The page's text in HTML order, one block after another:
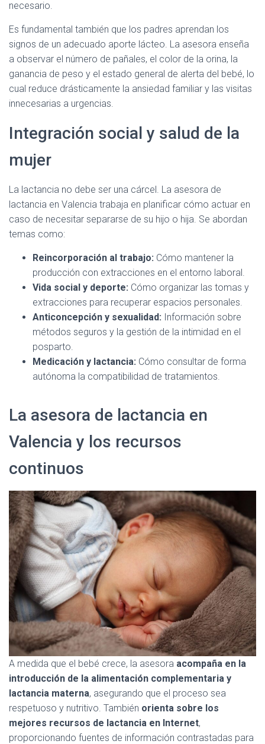
necesario.
Es fundamental también que los padres aprendan los
signos de un adecuado aporte lácteo. La asesora enseña
a observar el número de pañales, el color de la orina, la
ganancia de peso y el estado general de alerta del bebé, lo
cual reduce drásticamente la ansiedad familiar y las visitas
innecesarias a urgencias.
Integración social y salud de la
mujer
La lactancia no debe ser una cárcel. La asesora de
lactancia en Valencia trabaja en planificar cómo actuar en
caso de necesitar separarse de su hijo o hija. Se abordan
temas como:
Reincorporación al trabajo: Cómo mantener la
producción con extracciones en el entorno laboral.
Vida social y deporte: Cómo organizar las tomas y
extracciones para recuperar espacios personales.
Anticoncepción y sexualidad: Información sobre
métodos seguros y la gestión de la intimidad en el
posparto.
Medicación y lactancia: Cómo consultar de forma
autónoma la compatibilidad de tratamientos.
La asesora de lactancia en
Valencia y los recursos
continuos
A medida que el bebé crece, la asesora acompaña en la
introducción de la alimentación complementaria y
lactancia materna, asegurando que el proceso sea
respetuoso y nutritivo. También orienta sobre los
mejores recursos de lactancia en Internet,
proporcionando fuentes de información contrastadas para